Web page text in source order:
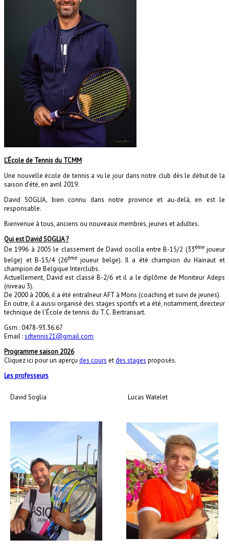
L’École de Tennis du TCMM
Une nouvelle école de tennis a vu le jour dans notre club dès le début de la
saison d’été, en avril 2019.
David SOGLIA, bien connu dans notre province et au-delà, en est le
responsable.
Bienvenue à tous, anciens ou nouveaux membres, jeunes et adultes.
Qui est David SOGLIA ?
De 1996 à 2005 le classement de David oscilla entre B-15/2 (33èmejoueur
belge) et B-15/4 (26èmejoueur belge). Il a été champion du Hainaut et
champion de Belgique Interclubs.
Actuellement, David est classé B-2/6 et il a le diplôme de Moniteur Adeps
(niveau 3).
De 2000 à 2006, il a été entraîneur AFT à Mons (coaching et suivi de jeunes).
En outre, il a aussi organisé des stages sportifs et a été, notamment, directeur
technique de l’École de tennis du T.C. Bertransart.
Gsm : 0478-93.36.67
Email :sdtennis21@gmail.com
Programme saison 2026
Cliquez ici pour un aperçu des cours etdes stages proposés.
Les professeurs
David Soglia Lucas Watelet